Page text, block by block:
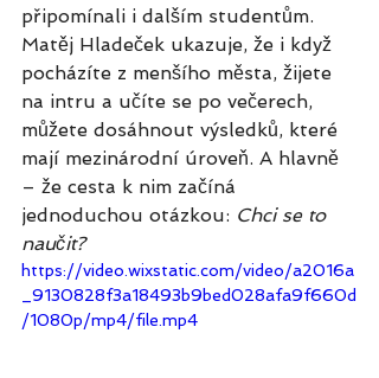
připomínali i dalším studentům.
Matěj Hladeček ukazuje, že i když
pocházíte z menšího města, žijete
na intru a učíte se po večerech,
můžete dosáhnout výsledků, které
mají mezinárodní úroveň. A hlavně
– že cesta k nim začíná
jednoduchou otázkou: Chci se to
naučit?
https://video.wixstatic.com/video/a2016a
_9130828f3a18493b9bed028afa9f660d
/1080p/mp4/file.mp4